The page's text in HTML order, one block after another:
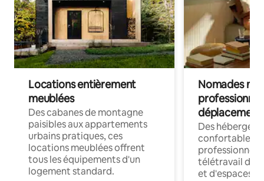
Locations entièrement
meublées
Des cabanes de montagne
paisibles aux appartements
urbains pratiques, ces
locations meublées offrent
tous les équipements d'un
logement standard.
Nomades
déplacement
Des
confortables
professionnels
télétravail
et d'espaces